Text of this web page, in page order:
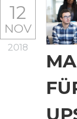
12
NOV
2018